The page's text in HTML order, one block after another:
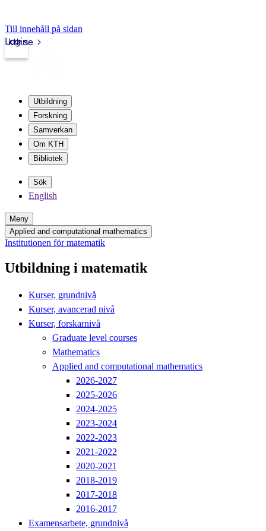
Till innehåll på sidan
kth.se
Login
Utbildning
Forskning
Samverkan
Om KTH
Bibliotek
Sök
English
Meny
Applied and computational mathematics
Institutionen för matematik
Utbildning i matematik
Kurser, grundnivå
Kurser, avancerad nivå
Kurser, forskarnivå
Graduate level courses
Mathematics
Applied and computational mathematics
2026-2027
2025-2026
2024-2025
2023-2024
2022-2023
2021-2022
2020-2021
2018-2019
2017-2018
2016-2017
Examensarbete, grundnivå